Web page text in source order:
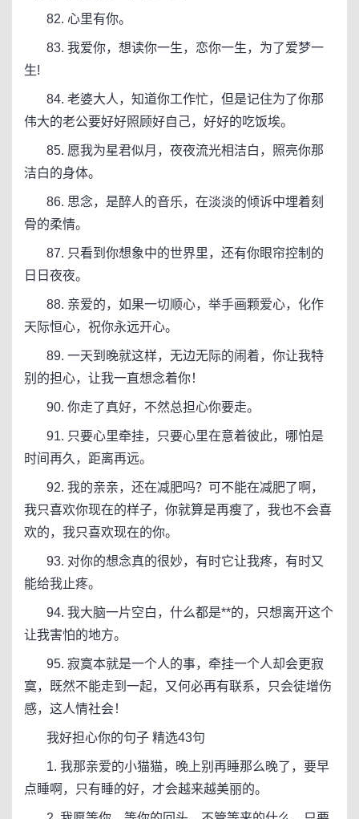
82. 心里有你。
83. 我爱你，想读你一生，恋你一生，为了爱梦一
生!
84. 老婆大人，知道你工作忙，但是记住为了你那
伟大的老公要好好照顾好自己，好好的吃饭埃。
85. 愿我为星君似月，夜夜流光相洁白，照亮你那
洁白的身体。
86. 思念，是醉人的音乐，在淡淡的倾诉中埋着刻
骨的柔情。
87. 只看到你想象中的世界里，还有你眼帘控制的
日日夜夜。
88. 亲爱的，如果一切顺心，举手画颗爱心，化作
天际恒心，祝你永远开心。
89. 一天到晚就这样，无边无际的闹着，你让我特
别的担心，让我一直想念着你！
90. 你走了真好，不然总担心你要走。
91. 只要心里牵挂，只要心里在意着彼此，哪怕是
时间再久，距离再远。
92. 我的亲亲，还在减肥吗？可不能在减肥了啊，
我只喜欢你现在的样子，你就算是再瘦了，我也不会喜
欢的，我只喜欢现在的你。
93. 对你的想念真的很妙，有时它让我疼，有时又
能给我止疼。
94. 我大脑一片空白，什么都是**的，只想离开这个
让我害怕的地方。
95. 寂寞本就是一个人的事，牵挂一个人却会更寂
寞，既然不能走到一起，又何必再有联系，只会徒增伤
感，这人情社会！
我好担心你的句子 精选43句
1. 我那亲爱的小猫猫，晚上别再睡那么晚了，要早
点睡啊，只有睡的好，才会越来越美丽的。